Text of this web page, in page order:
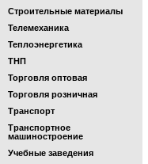
Строительные материалы
Телемеханика
Теплоэнергетика
ТНП
Торговля оптовая
Торговля розничная
Транспорт
Транспортное
машиностроение
Учебные заведения